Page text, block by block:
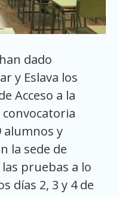
dado
y Eslava los
Acceso a la
convocatoria
alumnos y
la sede de
pruebas a lo
días 2, 3 y 4 de